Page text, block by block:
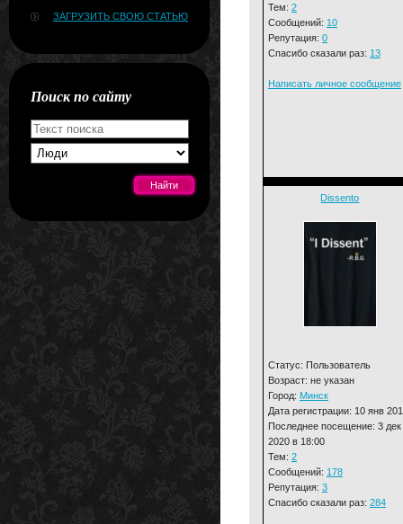
ЗАГРУЗИТЬ СВОЮ СТАТЬЮ
Поиск по сайту
Тем: 2
Сообщений: 10
Репутация: 0
Спасибо сказали раз: 13
Написать личное сообщение
Dissento
Статус: Пользователь
Возраст: не указан
Город: Минск
Дата регистрации: 10 янв
Последнее посещение: 3 дек
2020 в 18:00
Тем: 2
Сообщений: 178
Репутация: 3
Спасибо сказали раз: 284